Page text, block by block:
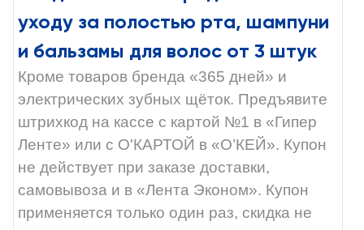
уходу за полостью рта, шампуни
и бальзамы для волос от 3 штук
Кроме товаров бренда «365 дней» и
электрических зубных щёток. Предъявите
штрихкод на кассе с картой №1 в «Гипер
Ленте» или с О'КАРТОЙ в «О’КЕЙ». Купон
не действует при заказе доставки,
самовывоза и в «Лента Эконом». Купон
применяется только один раз, скидка не